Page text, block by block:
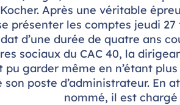
Après une véritable
présenter les comptes jeudi
d’une durée de quatre ans
sociaux du CAC 40, la
pu garder même en n’étant
poste d’administrateur. En
nommé, il est chargé